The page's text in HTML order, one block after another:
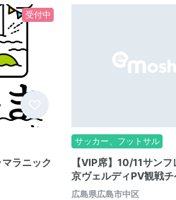
受付中
ラニック
サッカー、フットサル
【VIP席】10/11サン
京ヴェルディPV観戦
広島県広島市中区